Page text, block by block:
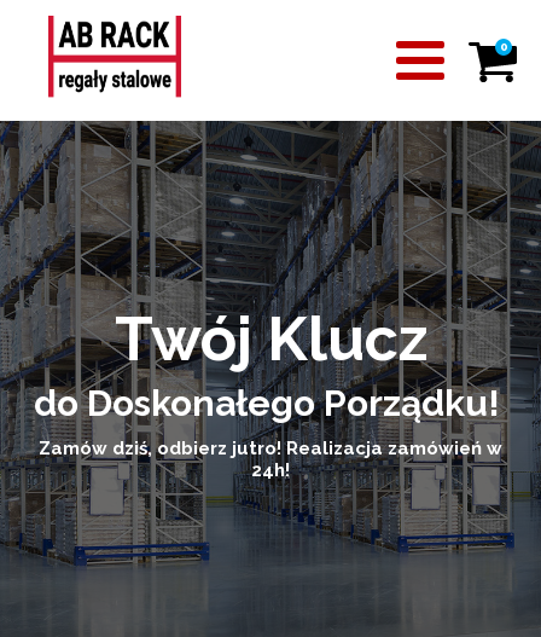
0
Twój Klucz
do Doskonałego Porządku!
Zamów dziś, odbierz jutro! Realizacja zamówień w
24h!